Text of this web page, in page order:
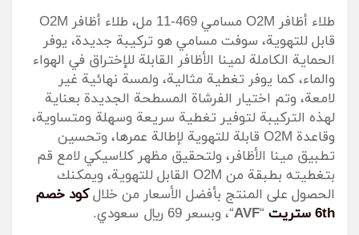
طلاء أظافر O2M مسامي 469-11 مل، طلاء أظافر O2M
قابل للتهوية، سوفت مسامي هو تركيبة جديدة، يوفر
الحماية الكاملة لمينا الأظافر القابلة للإختراق في الهواء
والماء، كما يوفر تغطية مثالية، ولمسة نهائية غير
لامعة، وتم اختيار الفرشاة المسطحة الجديدة بعناية
لهذه التركيبة لتوفير تغطية سريعة وسهلة ومتساوية،
وقاعدة O2M قابلة للتهوية لإطالة عمرها، وتحسين
تطبيق مينا الأظافر، ولتحقيق مظهر كلاسيكي لامع قم
بتغطيته بطبقة من O2M القابل للتهوية، ويمكنك
الحصول على المنتج بأفضل الأسعار من خلالكود خصم
6th ستريت
“
AVF“، وبسعر 69 ريال سعودي.